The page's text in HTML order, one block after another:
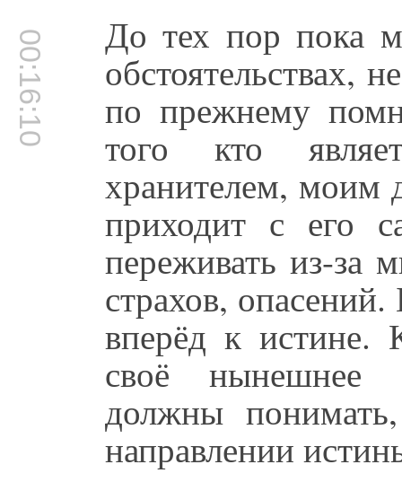
00:16:10 До тех пор пока
обстоятельствах,
по прежнему
того кто
хранителем, моим
приходит с его
переживать из-за
страхов,
вперёд к истине.
своё нынешнее
должны
направлении